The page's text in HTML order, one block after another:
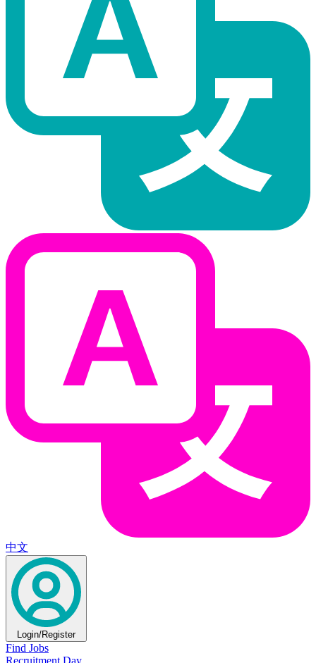
中文
Login/Register
Find Jobs
Recruitment Day